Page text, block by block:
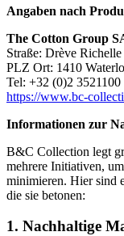
Angaben nach
The Cotton Group
Straße: Drève
PLZ Ort: 1410
Tel: +32 (0)2 3521100
https://www.bc-
Informationen zur
B&C Collection legt
mehrere Initiativen,
minimieren. Hier sind
die sie betonen:
1. Nachhaltige